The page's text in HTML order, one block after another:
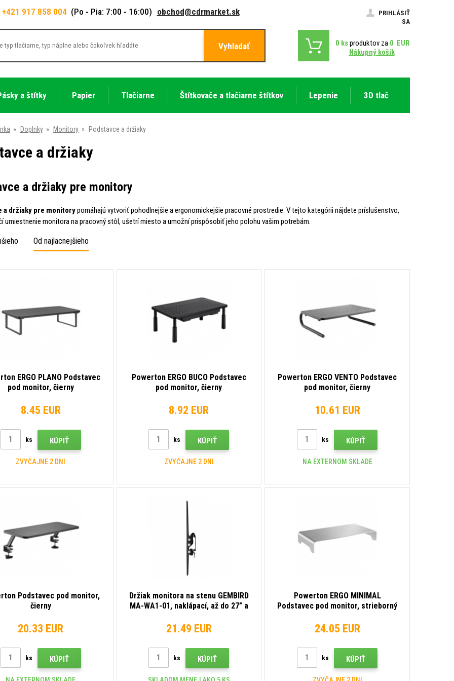
+421 917 858 004 (Po - Pia: 7:00 - 16:00) obchod@cdrmarket.sk
PRIHLÁSIŤ
SA
Vyhladať 0 ksproduktov za 0 EUR
Nákupný košík
a štítky Papier Tlačiarne Štítkovače a tlačiarne štítkov Lepenie 3D tlač
» Doplnky » Monitory » Podstavce a držiaky
a držiaky
a držiaky pre monitory
a držiaky pre monitorypomáhajú vytvoriť pohodlnejšie a ergonomickejšie pracovné prostredie. V tejto kategórii nájdete príslušenstvo,
umiestnenie monitora na pracovný stôl, ušetrí miesto a umožní prispôsobiť jeho polohu vašim potrebám.
Od najlacnejšieho
ERGO PLANO Podstavec
pod monitor, čierny
8.45 EUR
ks KÚPIŤ
ZVYČAJNE 2 DNI
Powerton ERGO BUCO Podstavec
pod monitor, čierny
8.92 EUR
ks KÚPIŤ
ZVYČAJNE 2 DNI
Powerton ERGO VENTO Podstavec
pod monitor, čierny
10.61 EUR
ks KÚPIŤ
NA EXTERNOM SKLADE
Podstavec pod monitor,
čierny
20.33 EUR
ks KÚPIŤ
Držiak monitora na stenu GEMBIRD
MA-WA1-01, naklápací, až do 27” a
21.49 EUR
ks KÚPIŤ
Powerton ERGO MINIMAL
Podstavec pod monitor, strieborný
24.05 EUR
ks KÚPIŤ